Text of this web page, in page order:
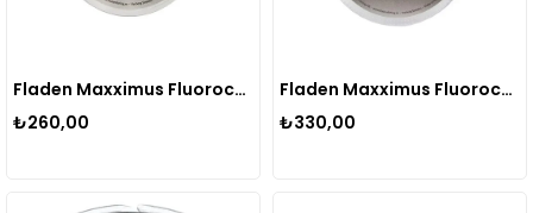
Fladen Maxximus Fluorocarbon Misina 50m
₺260,00
Fladen Maxximus Fluorocarbon Misina 100m
₺330,00